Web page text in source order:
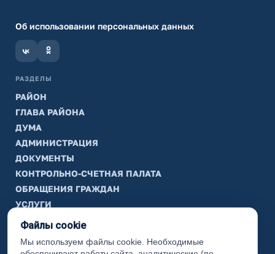
Об использовании персональных данных
РАЗДЕЛЫ
РАЙОН
ГЛАВА РАЙОНА
ДУМА
АДМИНИСТРАЦИЯ
ДОКУМЕНТЫ
КОНТРОЛЬНО-СЧЕТНАЯ ПАЛАТА
ОБРАЩЕНИЯ ГРАЖДАН
УСЛУГИ
ТИК
ИНФОРМАЦИЯ
Файлы cookie
Мы используем файлы cookie. Необходимые